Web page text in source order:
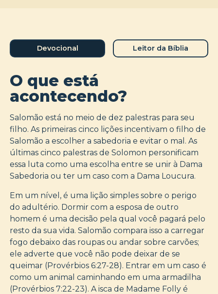
Devocional Leitor da Bíblia
O que está
acontecendo?
Salomão está no meio de dez palestras para seu
filho. As primeiras cinco lições incentivam o filho de
Salomão a escolher a sabedoria e evitar o mal. As
últimas cinco palestras de Solomon personificam
essa luta como uma escolha entre se unir à Dama
Sabedoria ou ter um caso com a Dama Loucura.
Em um nível, é uma lição simples sobre o perigo
do adultério. Dormir com a esposa de outro
homem é uma decisão pela qual você pagará pelo
resto da sua vida. Salomão compara isso a carregar
fogo debaixo das roupas ou andar sobre carvões;
ele adverte que você não pode deixar de se
queimar (Provérbios 6:27-28). Entrar em um caso é
como um animal caminhando em uma armadilha
(Provérbios 7:22-23). A isca de Madame Folly é